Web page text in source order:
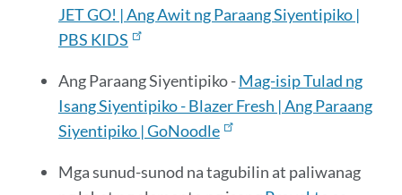
JET GO! | Ang Awit ng Paraang Siyentipiko |
PBS KIDS
Ang Paraang Siyentipiko -Mag-isip Tulad ng
Isang Siyentipiko - Blazer Fresh | Ang Paraang
Siyentipiko | GoNoodle
Mga sunud-sunod na tagubilin at paliwanag